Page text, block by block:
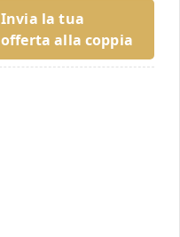
Invia la tua
offerta alla coppia